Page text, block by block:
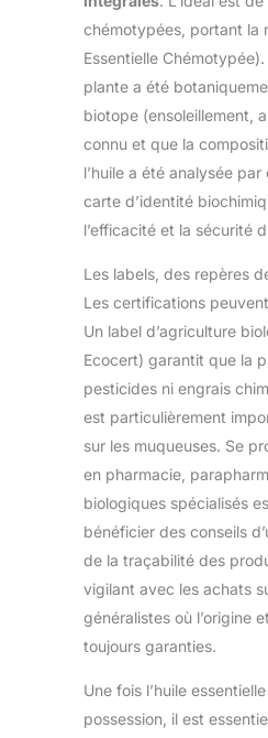
chémotypées, portant la
Essentielle
plante a été
biotope (ensoleillement,
connu et que la
l’huile a été analysée
carte d’identité
l’efficacité et la sécurité
Les labels, des repères
Les certifications
Un label d’agriculture
Ecocert) garantit que la
pesticides ni engrais
est particulièrement
sur les muqueuses. Se
en pharmacie,
biologiques spécialisés
bénéficier des conseils
de la traçabilité des
vigilant avec les achats
généralistes où l’origine
toujours garanties.
Une fois l’huile
possession, il est